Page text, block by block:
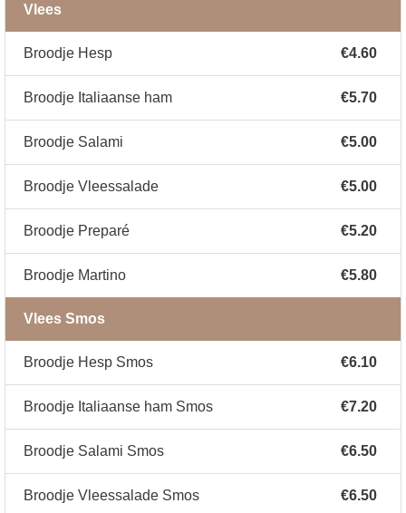
Vlees
Broodje Hesp €4.60
Broodje Italiaanse ham €5.70
Broodje Salami €5.00
Broodje Vleessalade €5.00
Broodje Preparé €5.20
Broodje Martino €5.80
Vlees Smos
Broodje Hesp Smos €6.10
Broodje Italiaanse ham Smos €7.20
Broodje Salami Smos €6.50
Broodje Vleessalade Smos €6.50